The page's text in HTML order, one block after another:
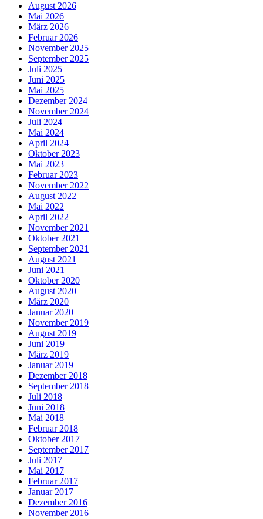
August 2026
Mai 2026
März 2026
Februar 2026
November 2025
September 2025
Juli 2025
Juni 2025
Mai 2025
Dezember 2024
November 2024
Juli 2024
Mai 2024
April 2024
Oktober 2023
Mai 2023
Februar 2023
November 2022
August 2022
Mai 2022
April 2022
November 2021
Oktober 2021
September 2021
August 2021
Juni 2021
Oktober 2020
August 2020
März 2020
Januar 2020
November 2019
August 2019
Juni 2019
März 2019
Januar 2019
Dezember 2018
September 2018
Juli 2018
Juni 2018
Mai 2018
Februar 2018
Oktober 2017
September 2017
Juli 2017
Mai 2017
Februar 2017
Januar 2017
Dezember 2016
November 2016